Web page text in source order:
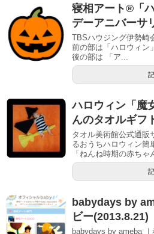
寝相アート®「
デーアニバーサ
TBSハウジング伊勢崎
前の部は「ハロウィン
後の部は 「ア...
ハロウィン「魔
んのタオルギフ
タオル美術館公式通販
るおうちハロウィン
「ねんね時期の赤ちゃ
babydays by
ビー(2013.8.21)
babydays by ameba